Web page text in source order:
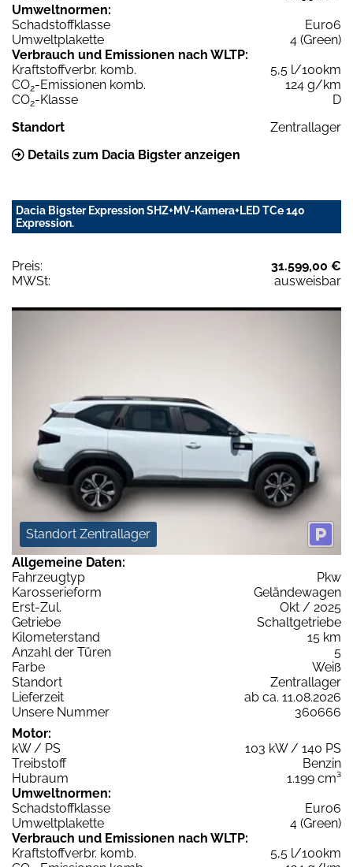
Umweltnormen:
Schadstoffklasse
Euro6
Umweltplakette
4 (Green)
Verbrauch und Emissionen nach WLTP:
Kraftstoffverbr. komb.
5,5 l/100km
CO2-Emissionen komb.
124 g/km
CO2-Klasse
D
Standort
Zentrallager
Details zum Dacia Bigster anzeigen
Dacia Bigster Expression SHZ+MV-Kamera+LED TCe 140
Expression.
Preis:
31.599,00 €
MWSt:
ausweisbar
Standort Zentrallager
Allgemeine Daten:
Fahrzeugtyp
Pkw
Karosserieform
Geländewagen
Erst-Zul.
Okt / 2025
Getriebe
Schaltgetriebe
Kilometerstand
15 km
Anzahl der Türen
5
Farbe
Weiß
Standort
Zentrallager
Lieferzeit
ab ca. 11.08.2026
Unsere Nummer
360666
Motor:
kW / PS
103 kW / 140 PS
Treibstoff
Benzin
Hubraum
1.199 cm³
Umweltnormen:
Schadstoffklasse
Euro6
Umweltplakette
4 (Green)
Verbrauch und Emissionen nach WLTP:
Kraftstoffverbr. komb.
5,5 l/100km